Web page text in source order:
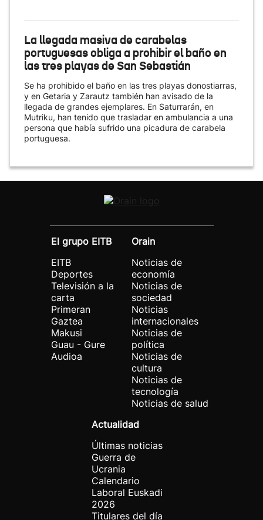
La llegada masiva de carabelas
portuguesas obliga a prohibir el baño en
las tres playas de San Sebastián
Se ha prohibido el baño en las tres playas donostiarras,
y en Getaria y Zarautz también han avisado de la
llegada de grandes ejemplares. En Saturrarán, en
Mutriku, han tenido que trasladar en ambulancia a una
persona que había sufrido una picadura de carabela
portuguesa.
El grupo EITB
EITB
Deportes
Televisión a la
carta
Primeran
Gaztea
Makusi
Guau - Gure
Audioa
Orain
Noticias de
economía
Noticias de
sociedad
Noticias
internacionales
Noticias de
política
Noticias de
cultura
Noticias de
tecnología
Noticias de salud
Actualidad
Últimas noticias
Guerra de
Ucrania
Calendario
Laboral Euskadi
2026
Titulares del día